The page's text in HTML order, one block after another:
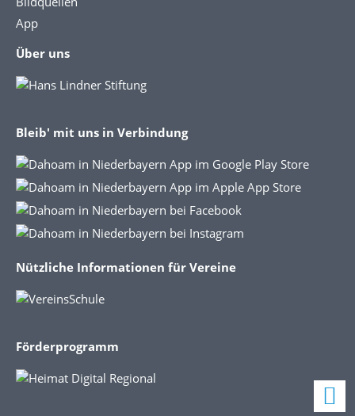
App
Über uns
Bleib' mit uns in Verbindung
Nützliche Informationen für Vereine
Förderprogramm